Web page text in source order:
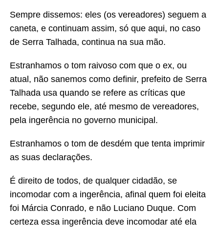
Sempre dissemos: eles (os vereadores) seguem a
caneta, e continuam assim, só que aqui, no caso
de Serra Talhada, continua na sua mão.
Estranhamos o tom raivoso com que o ex, ou
atual, não sanemos como definir, prefeito de Serra
Talhada usa quando se refere as críticas que
recebe, segundo ele, até mesmo de vereadores,
pela ingerência no governo municipal.
Estranhamos o tom de desdém que tenta imprimir
as suas declarações.
É direito de todos, de qualquer cidadão, se
incomodar com a ingerência, afinal quem foi eleita
foi Márcia Conrado, e não Luciano Duque. Com
certeza essa ingerência deve incomodar até ela